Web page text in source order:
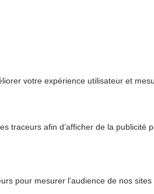
votre expérience utilisateur et
traceurs afin d’afficher de la
pour mesurer l’audience de nos sites